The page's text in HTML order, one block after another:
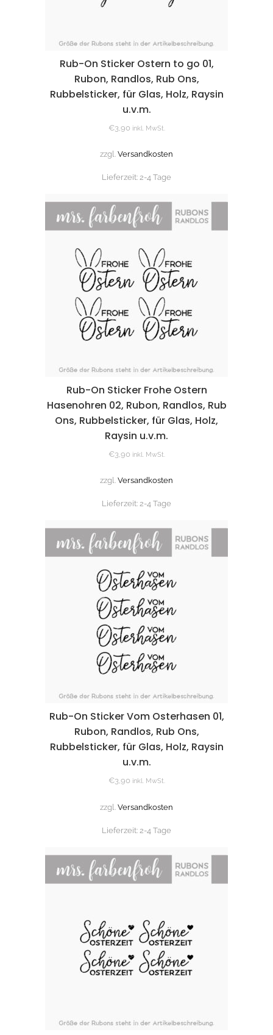
Rub-On Sticker Ostern to go 01,
Rubon, Randlos, Rub Ons,
Rubbelsticker, für Glas, Holz, Raysin
u.v.m.
€3,90 inkl. MwSt.
zzgl. Versandkosten
Lieferzeit: 2-4 Tage
Rub-On Sticker Frohe Ostern
Hasenohren 02, Rubon, Randlos, Rub
Ons, Rubbelsticker, für Glas, Holz,
Raysin u.v.m.
€3,90 inkl. MwSt.
zzgl. Versandkosten
Lieferzeit: 2-4 Tage
Rub-On Sticker Vom Osterhasen 01,
Rubon, Randlos, Rub Ons,
Rubbelsticker, für Glas, Holz, Raysin
u.v.m.
€3,90 inkl. MwSt.
zzgl. Versandkosten
Lieferzeit: 2-4 Tage